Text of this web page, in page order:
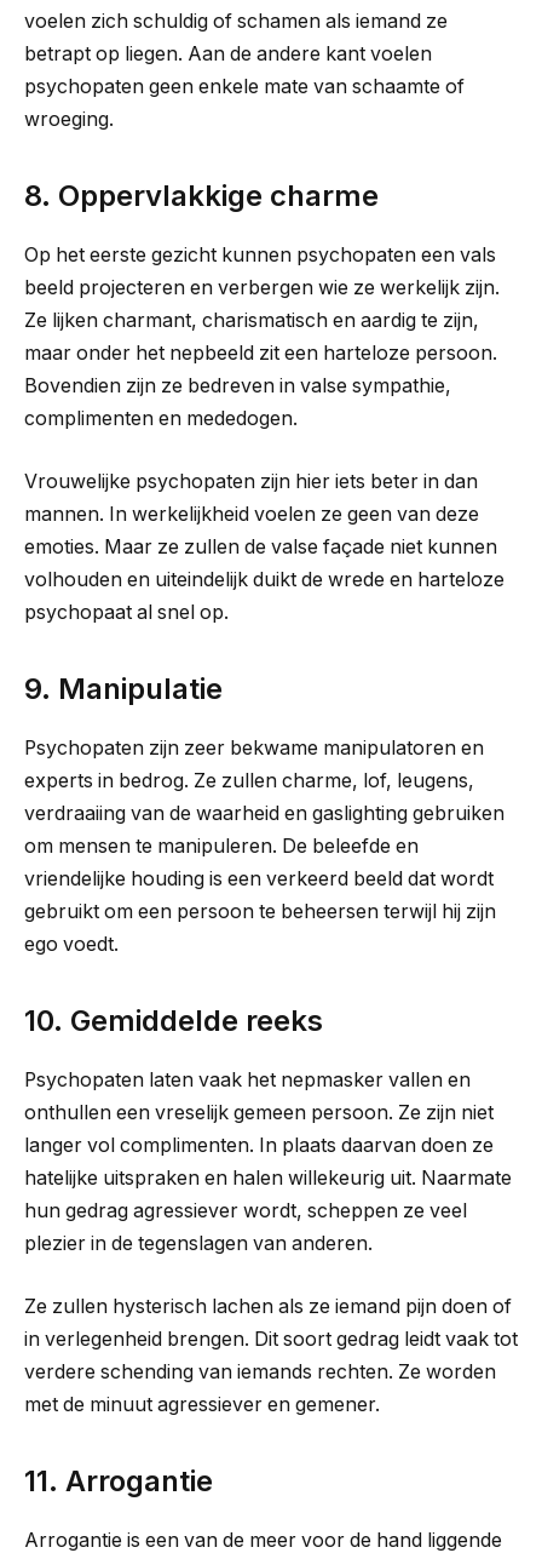
voelen zich schuldig of schamen als iemand ze
betrapt op liegen. Aan de andere kant voelen
psychopaten geen enkele mate van schaamte of
wroeging.
8. Oppervlakkige charme
Op het eerste gezicht kunnen psychopaten een vals
beeld projecteren en verbergen wie ze werkelijk zijn.
Ze lijken charmant, charismatisch en aardig te zijn,
maar onder het nepbeeld zit een harteloze persoon.
Bovendien zijn ze bedreven in valse sympathie,
complimenten en mededogen.
Vrouwelijke psychopaten zijn hier iets beter in dan
mannen. In werkelijkheid voelen ze geen van deze
emoties. Maar ze zullen de valse façade niet kunnen
volhouden en uiteindelijk duikt de wrede en harteloze
psychopaat al snel op.
9. Manipulatie
Psychopaten zijn zeer bekwame manipulatoren en
experts in bedrog. Ze zullen charme, lof, leugens,
verdraaiing van de waarheid en gaslighting gebruiken
om mensen te manipuleren. De beleefde en
vriendelijke houding is een verkeerd beeld dat wordt
gebruikt om een ​​persoon te beheersen terwijl hij zijn
ego voedt.
10. Gemiddelde reeks
Psychopaten laten vaak het nepmasker vallen en
onthullen een vreselijk gemeen persoon. Ze zijn niet
langer vol complimenten. In plaats daarvan doen ze
hatelijke uitspraken en halen willekeurig uit. Naarmate
hun gedrag agressiever wordt, scheppen ze veel
plezier in de tegenslagen van anderen.
Ze zullen hysterisch lachen als ze iemand pijn doen of
in verlegenheid brengen. Dit soort gedrag leidt vaak tot
verdere schending van iemands rechten. Ze worden
met de minuut agressiever en gemener.
11. Arrogantie
Arrogantie is een van de meer voor de hand liggende